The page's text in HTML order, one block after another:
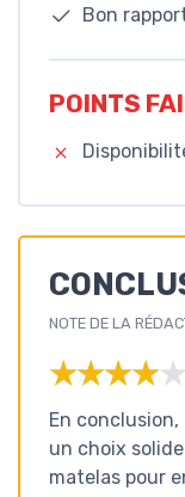
Bon
POINTS
NOTE DE LA
★★★★★
★★★★★
En
un choix
matelas pour